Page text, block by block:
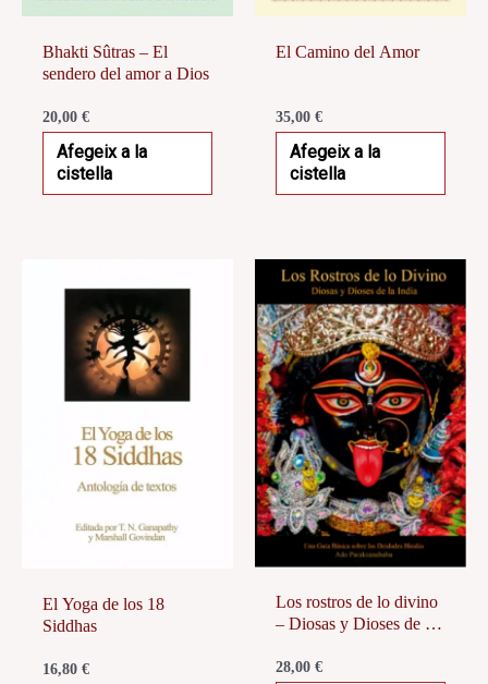
Bhakti Sûtras – El
sendero del amor a Dios
20,00€
Afegeix a la
cistella
El Camino del Amor
35,00€
Afegeix a la
cistella
El Yoga de los 18
Siddhas
16,80€
Los rostros de lo divino
– Diosas y Dioses de la
28,00€